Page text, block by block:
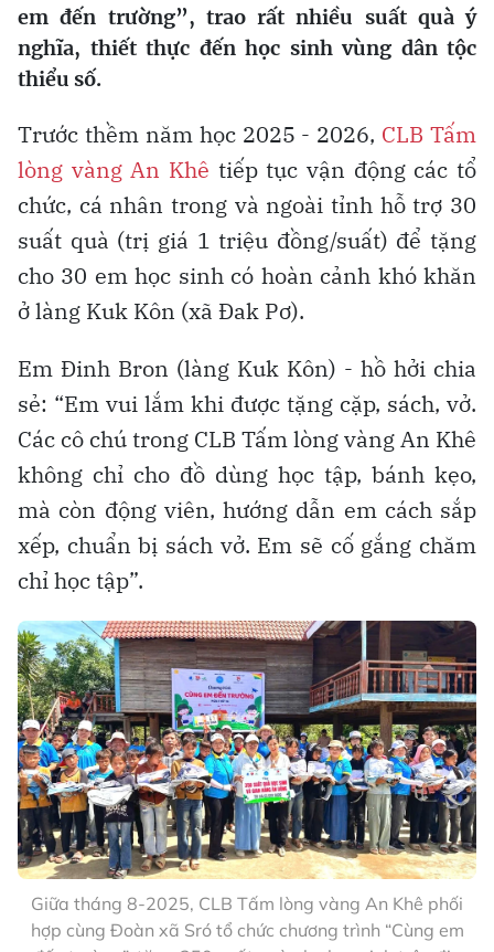
em đến trường”, trao rất nhiều suất quà ý
nghĩa, thiết thực đến học sinh vùng dân tộc
thiểu số.
Trước thềm năm học 2025 - 2026, CLB Tấm
lòng vàng An Khê tiếp tục vận động các tổ
chức, cá nhân trong và ngoài tỉnh hỗ trợ 30
suất quà (trị giá 1 triệu đồng/suất) để tặng
cho 30 em học sinh có hoàn cảnh khó khăn
ở làng Kuk Kôn (xã Đak Pơ).
Em Đinh Bron (làng Kuk Kôn) - hồ hởi chia
sẻ: “Em vui lắm khi được tặng cặp, sách, vở.
Các cô chú trong CLB Tấm lòng vàng An Khê
không chỉ cho đồ dùng học tập, bánh kẹo,
mà còn động viên, hướng dẫn em cách sắp
xếp, chuẩn bị sách vở. Em sẽ cố gắng chăm
chỉ học tập”.
Giữa tháng 8-2025, CLB Tấm lòng vàng An Khê phối
hợp cùng Đoàn xã Sró tổ chức chương trình “Cùng em